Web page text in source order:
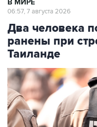
Два человека
ранены при
Таиланде